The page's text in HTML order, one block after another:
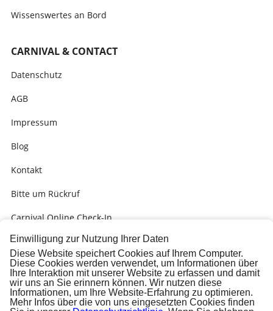
Wissenswertes an Bord
CARNIVAL & CONTACT
Datenschutz
AGB
Impressum
Blog
Kontakt
Bitte um Rückruf
Carnival Online Check-In
Kabinengrüsse
Presse
Carnival Check-In Ausfüllhilfe (PDF)
Einwilligung zur Nutzung Ihrer Daten
Diese Website speichert Cookies auf Ihrem Computer.
Diese Cookies werden verwendet, um Informationen über
Ihre Interaktion mit unserer Website zu erfassen und damit
wir uns an Sie erinnern können. Wir nutzen diese
Informationen, um Ihre Website-Erfahrung zu optimieren.
Mehr Infos über die von uns eingesetzten Cookies finden